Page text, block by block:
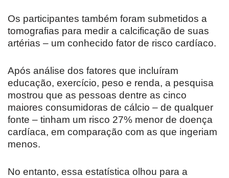
Os participantes também foram submetidos a
tomografias para medir a calcificação de suas
artérias – um conhecido fator de risco cardíaco.
Após análise dos fatores que incluíram
educação, exercício, peso e renda, a pesquisa
mostrou que as pessoas dentre as cinco
maiores consumidoras de cálcio – de qualquer
fonte – tinham um risco 27% menor de doença
cardíaca, em comparação com as que ingeriam
menos.
No entanto, essa estatística olhou para a